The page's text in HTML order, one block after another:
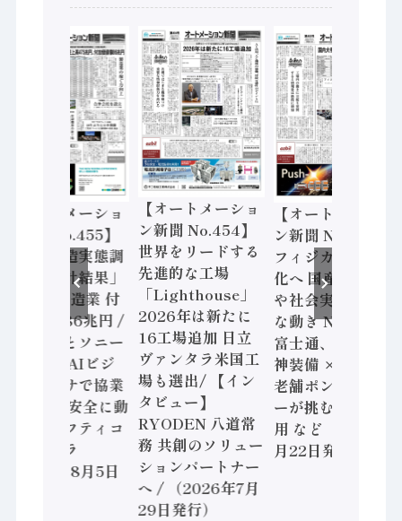
【オートメーショ
ン新聞 No.455】
「経済構造実態調
査二次集計結果」
2024年製造業 付
加価値額86兆円 /
三菱電機とソニー
セミコン AIビジ
ョンセンサで協業
/ IDEC、安全に動
かすセーフティコ
ントローラ
（2026年8月5日
【オートメーショ
ン新聞 No.454】
世界をリードする
先進的な工場
「Lighthouse」
2026年は新たに
16工場追加 日立
ヴァンタラ米国工
場も選出/ 【イン
タビュー】
RYODEN 八道常
務 共創のソリュー
ションパートナー
へ / （2026年7月
29日発行）
【オートメーショ
ン新聞 No.453】
フィジカルAI本格
化へ 国産AI開発
や社会実装に活発
な動き Noetra、
富士通、日立 / 兵
神装備 × HMS、
老舗ポンプメーカ
ーが挑むデータ活
用 など（2026年7
月22日発行）